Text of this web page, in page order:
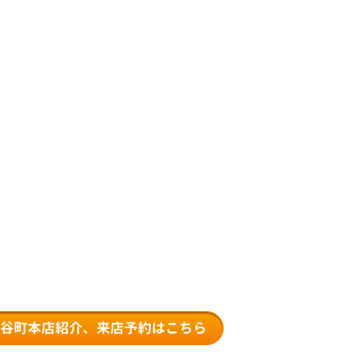
町本店紹介、来店予約はこちら